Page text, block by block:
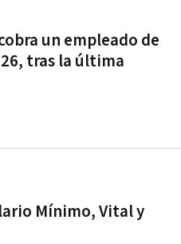
un empleado de
tras la última
Mínimo, Vital y